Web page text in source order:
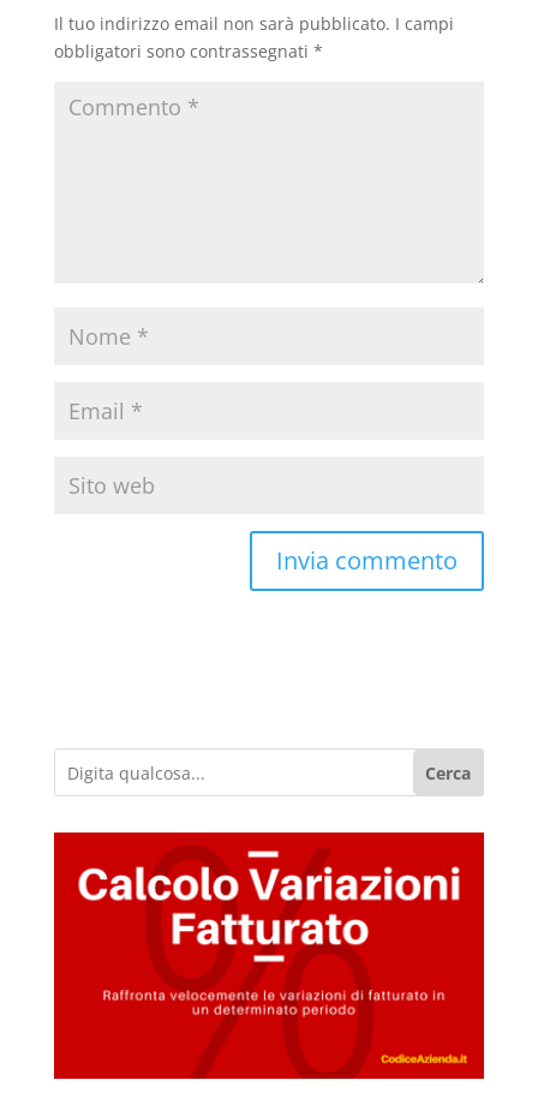
Il tuo indirizzo email non sarà pubblicato. I campi
obbligatori sono contrassegnati *
Cerca